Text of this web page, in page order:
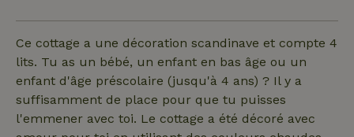
Ce cottage a une décoration scandinave et compte 4
lits. Tu as un bébé, un enfant en bas âge ou un
enfant d'âge préscolaire (jusqu'à 4 ans) ? Il y a
suffisamment de place pour que tu puisses
l'emmener avec toi. Le cottage a été décoré avec